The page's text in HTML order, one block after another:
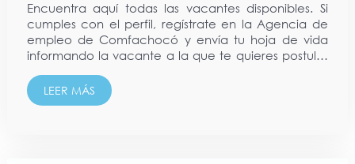
Encuentra aquí todas las vacantes disponibles. Si
cumples con el perfil, regístrate en la Agencia de
empleo de Comfachocó y envía tu hoja de vida
informando la vacante a la que te quieres postular
AUXILIAR DE TESORERIA Funciones Empresa del
sector comercial...
LEER MÁS